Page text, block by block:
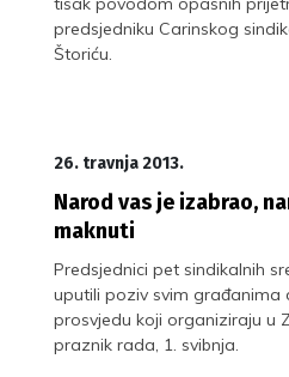
predsjedniku Carinskog
Štoriću.
26. travnja 2013.
Narod vas je izabrao,
maknuti
Predsjednici pet sindikalnih
uputili poziv svim građanima
prosvjedu koji organiziraju u
praznik rada, 1. svibnja.